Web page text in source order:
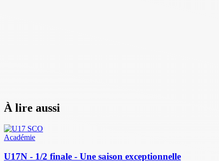
À lire aussi
Académie
U17N - 1/2 finale - Une saison exceptionnelle